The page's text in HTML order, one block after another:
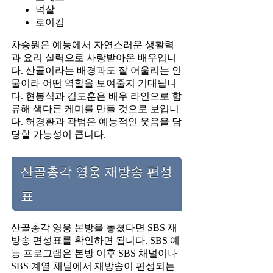
넉살
로이킴
차승원은 예능에서 자연스러운 생활력
과 요리 실력으로 사랑받아온 배우입니
다. 산골이라는 배경과도 잘 어울리는 인
물이라 어떤 역할을 보여줄지 기대됩니
다. 현봉식과 김도훈은 배우 라인으로 합
류해 색다른 케미를 만들 것으로 보입니
다. 허경환과 곽범은 예능적인 웃음을 담
당할 가능성이 큽니다.
산골총각 영웅 재방송 편성
표
산골총각 영웅 본방을 놓쳤다면 SBS 재
방송 편성표를 확인하면 됩니다. SBS 예
능 프로그램은 본방 이후 SBS 채널이나
SBS 계열 채널에서 재방송이 편성되는